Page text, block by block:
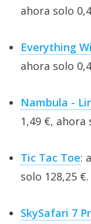
ahora solo
Everything
ahora solo
Nambula -
1,49 €, ahora
Tic Tac Toe:
solo 128,25 €.
SkySafari 7